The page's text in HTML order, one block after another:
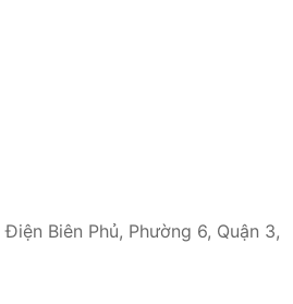
Điện Biên Phủ, Phường 6, Quận 3,